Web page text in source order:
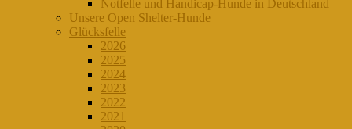
Notfelle und Handicap-Hunde in Deutschland
Unsere Open Shelter-Hunde
Glücksfelle
2026
2025
2024
2023
2022
2021